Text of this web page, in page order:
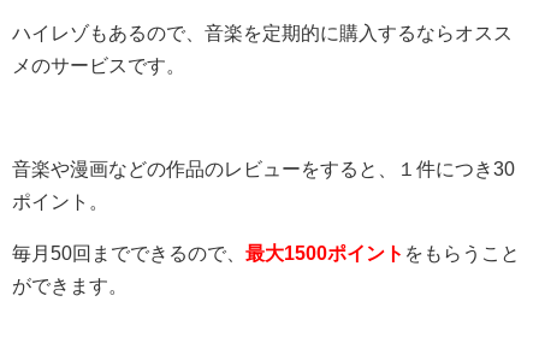
ハイレゾもあるので、音楽を定期的に購入するならオスス
メのサービスです。
音楽や漫画などの作品のレビューをすると、１件につき30
ポイント。
毎月50回までできるので、 最大1500ポイント をもらうこと
ができます。